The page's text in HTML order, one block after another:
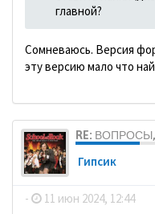
главной?
Сомневаюсь. Версия
эту версию мало что
RE:
Гипсик
- 11 июн 2024, 12:44